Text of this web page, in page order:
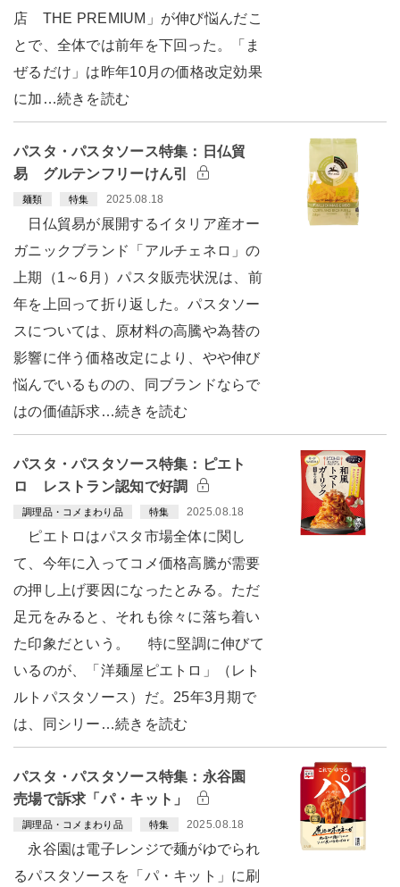
店 THE PREMIUM」が伸び悩んだこ
とで、全体では前年を下回った。「ま
ぜるだけ」は昨年10月の価格改定効果
に加…続きを読む
パスタ・パスタソース特集：日仏貿
易 グルテンフリーけん引
麺類 特集 2025.08.18
日仏貿易が展開するイタリア産オー
ガニックブランド「アルチェネロ」の
上期（1～6月）パスタ販売状況は、前
年を上回って折り返した。パスタソー
スについては、原材料の高騰や為替の
影響に伴う価格改定により、やや伸び
悩んでいるものの、同ブランドならで
はの価値訴求…続きを読む
パスタ・パスタソース特集：ピエト
ロ レストラン認知で好調
調理品・コメまわり品 特集 2025.08.18
ピエトロはパスタ市場全体に関し
て、今年に入ってコメ価格高騰が需要
の押し上げ要因になったとみる。ただ
足元をみると、それも徐々に落ち着い
た印象だという。 特に堅調に伸びて
いるのが、「洋麺屋ピエトロ」（レト
ルトパスタソース）だ。25年3月期で
は、同シリー…続きを読む
パスタ・パスタソース特集：永谷園
売場で訴求「パ・キット」
調理品・コメまわり品 特集 2025.08.18
永谷園は電子レンジで麺がゆでられ
るパスタソースを「パ・キット」に刷